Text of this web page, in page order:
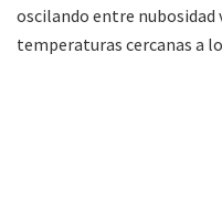
oscilando entre nubosidad
temperaturas cercanas a